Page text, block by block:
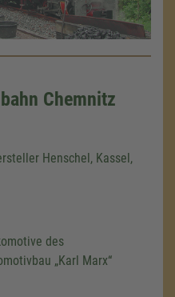
Chemnitz
Henschel, Kassel,
des
„Karl Marx“